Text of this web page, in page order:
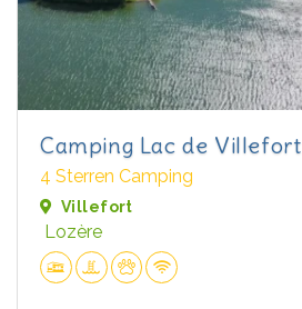
Camping Lac de Villefort
4 Sterren Camping
Villefort
Lozère